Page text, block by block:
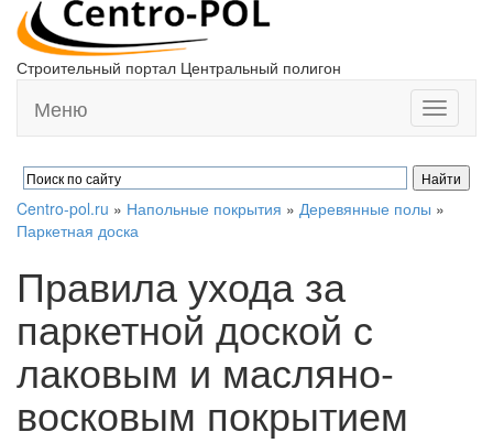
Строительный портал Центральный полигон
Toggle
Меню
Centro-pol.ru » Напольные покрытия » Деревянные полы »
Паркетная доска
Правила ухода за
паркетной доской с
лаковым и масляно-
восковым покрытием